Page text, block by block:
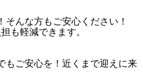
そんな方もご安心ください！
も軽減できます。
もご安心を！近くまで迎えに来